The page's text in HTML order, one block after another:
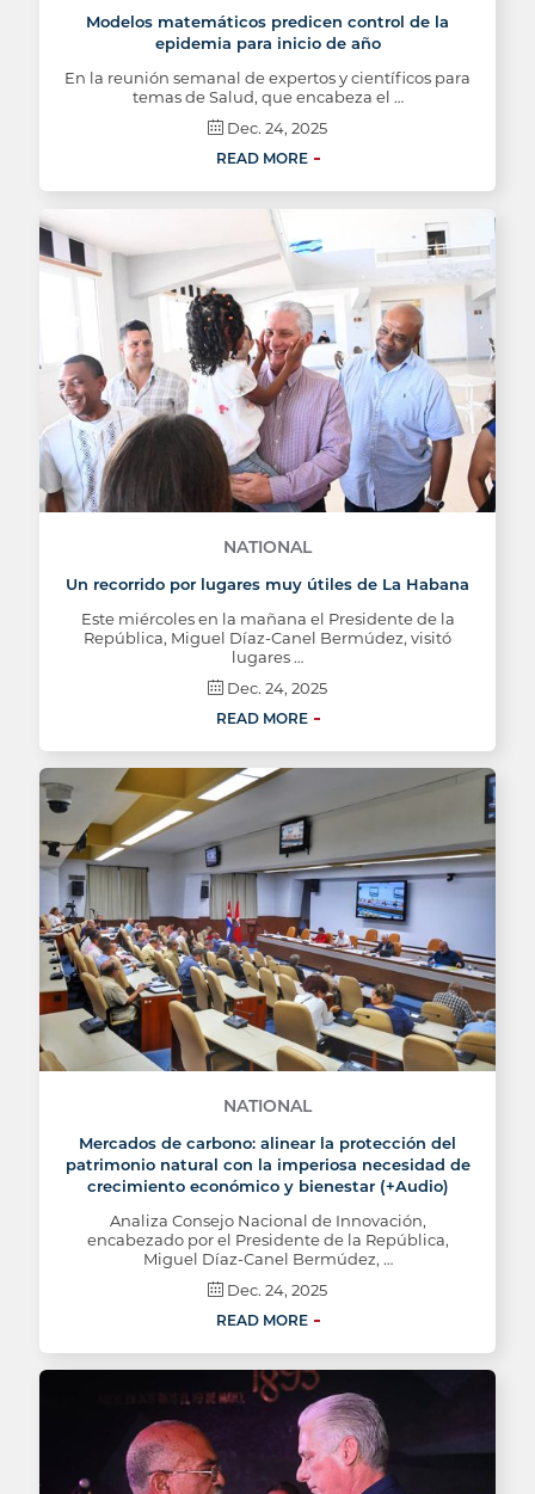
Modelos matemáticos predicen control de la
epidemia para inicio de año
En la reunión semanal de expertos y científicos para
temas de Salud, que encabeza el …
Dec. 24, 2025
READ MORE
NATIONAL
Un recorrido por lugares muy útiles de La Habana
Este miércoles en la mañana el Presidente de la
República, Miguel Díaz-Canel Bermúdez, visitó
lugares …
Dec. 24, 2025
READ MORE
NATIONAL
Mercados de carbono: alinear la protección del
patrimonio natural con la imperiosa necesidad de
crecimiento económico y bienestar (+Audio)
Analiza Consejo Nacional de Innovación,
encabezado por el Presidente de la República,
Miguel Díaz-Canel Bermúdez, …
Dec. 24, 2025
READ MORE